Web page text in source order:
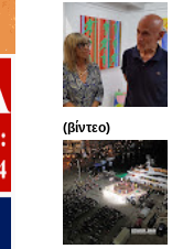
(βίντεο)